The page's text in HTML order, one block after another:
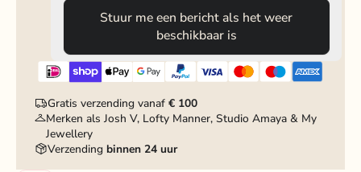
Stuur me een bericht als het weer
beschikbaar is
Gratis verzending vanaf€ 100
Merken als Josh V, Lofty Manner, Studio Amaya & My
Jewellery
Verzendingbinnen 24 uur